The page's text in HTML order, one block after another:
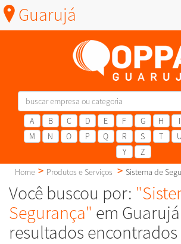
Guarujá
A B C D E F G H I
M
N O P Q R S T U
Y
Z
Home
Produtos e Serviços Sistema de
Você buscou por:
Segurança" em
resultados encontrados